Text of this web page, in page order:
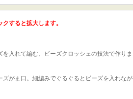
すると拡大します。
を入れて編む、ビーズクロッシェの技法で作りま
ズがま口。細編みでぐるぐるとビーズを入れなが